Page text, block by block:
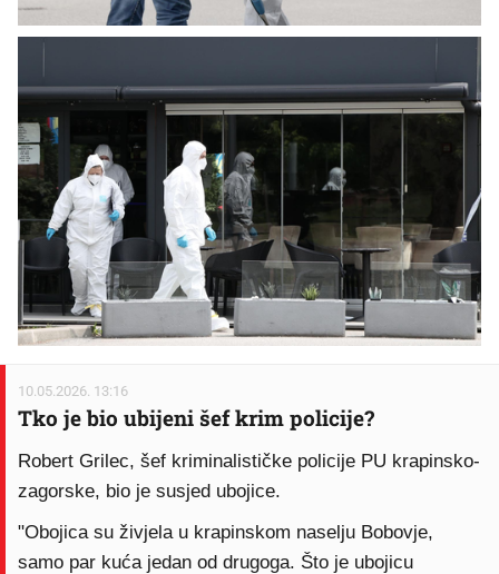
10.05.2026. 13:16
Tko je bio ubijeni šef krim policije?
Robert Grilec, šef kriminalističke policije PU krapinsko-
zagorske, bio je susjed ubojice.
"Obojica su živjela u krapinskom naselju Bobovje,
samo par kuća jedan od drugoga. Što je ubojicu